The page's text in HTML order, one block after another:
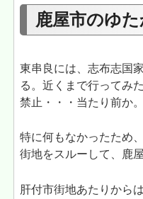
鹿屋市のゆ
東串良には、志布志国
る。近くまで行ってみ
禁止・・・当たり前か。
特に何もなかったため
街地をスルーして、鹿
肝付市街地あたりから